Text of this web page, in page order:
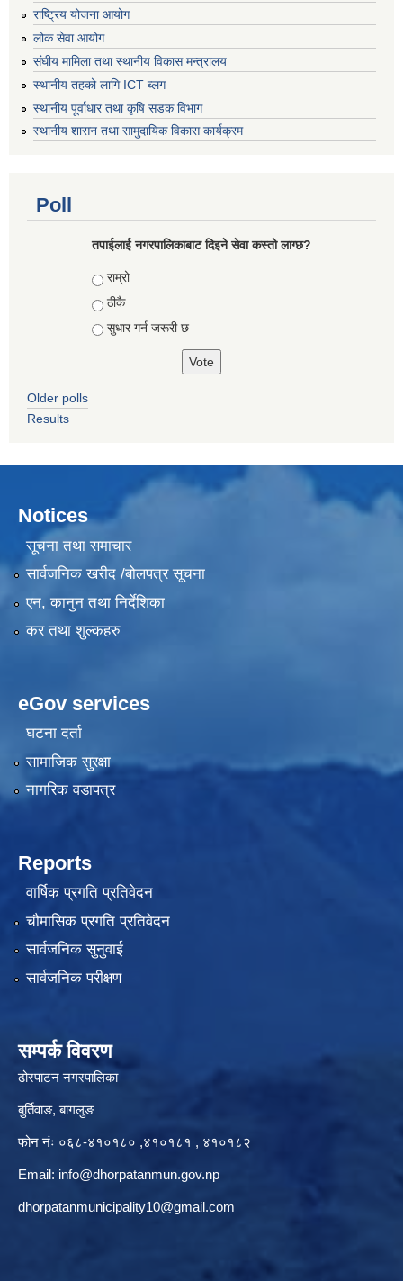
राष्ट्रिय योजना आयोग
लोक सेवा आयोग
संघीय मामिला तथा स्थानीय विकास मन्त्रालय
स्थानीय तहको लागि ICT ब्लग
स्थानीय पूर्वाधार तथा कृषि सडक विभाग
स्थानीय शासन तथा सामुदायिक विकास कार्यक्रम
Poll
तपाईलाई नगरपालिकाबाट दिइने सेवा कस्तो लाग्छ?
Choices
राम्रो
ठीकै
सुधार गर्न जरूरी छ
Older polls
Results
Notices
सूचना तथा समाचार
सार्वजनिक खरीद /बोलपत्र सूचना
एन, कानुन तथा निर्देशिका
कर तथा शुल्कहरु
eGov services
घटना दर्ता
सामाजिक सुरक्षा
नागरिक वडापत्र
Reports
वार्षिक प्रगति प्रतिवेदन
चौमासिक प्रगति प्रतिवेदन
सार्वजनिक सुनुवाई
सार्वजनिक परीक्षण
सम्पर्क विवरण
ढोरपाटन नगरपालिका
बुर्तिवाङ, बागलुङ
फोन नंः ०६८-४१०१८० ,४१०१८१ , ४१०१८२
Email: info@dhorpatanmun.gov.np
dhorpatanmunicipality10@gmail.com